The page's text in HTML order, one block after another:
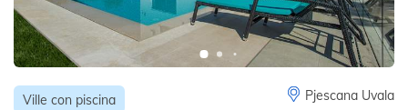
Ville con piscina Pjescana Uvala